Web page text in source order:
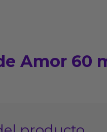
Amor 60